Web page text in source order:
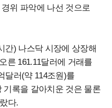
위 파악에 나선 것으로
간) 나스닥 시장에 상장해
른 161.11달러에 거래를
달러(약 114조원)를
기록을 갈아치운 것은 물론
다.